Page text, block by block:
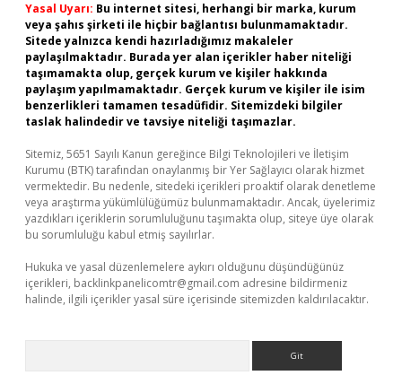
Yasal Uyarı: Bu internet sitesi, herhangi bir marka, kurum
veya şahıs şirketi ile hiçbir bağlantısı bulunmamaktadır.
Sitede yalnızca kendi hazırladığımız makaleler
paylaşılmaktadır. Burada yer alan içerikler haber niteliği
taşımamakta olup, gerçek kurum ve kişiler hakkında
paylaşım yapılmamaktadır. Gerçek kurum ve kişiler ile isim
benzerlikleri tamamen tesadüfidir. Sitemizdeki bilgiler
taslak halindedir ve tavsiye niteliği taşımazlar.
Sitemiz, 5651 Sayılı Kanun gereğince Bilgi Teknolojileri ve İletişim
Kurumu (BTK) tarafından onaylanmış bir Yer Sağlayıcı olarak hizmet
vermektedir. Bu nedenle, sitedeki içerikleri proaktif olarak denetleme
veya araştırma yükümlülüğümüz bulunmamaktadır. Ancak, üyelerimiz
yazdıkları içeriklerin sorumluluğunu taşımakta olup, siteye üye olarak
bu sorumluluğu kabul etmiş sayılırlar.
Hukuka ve yasal düzenlemelere aykırı olduğunu düşündüğünüz
içerikleri, backlinkpanelicomtr@gmail.com adresine bildirmeniz
halinde, ilgili içerikler yasal süre içerisinde sitemizden kaldırılacaktır.